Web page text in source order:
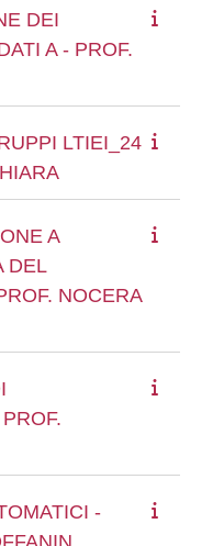
DEI
A - PROF.
LTIEI_24
A
DEL
NOCERA
-